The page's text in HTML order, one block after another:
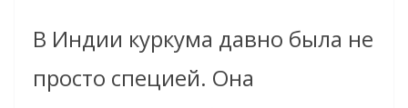
В Индии куркума давно была не
просто специей. Она